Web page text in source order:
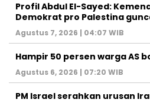
Profil Abdul El-Sayed:
Demokrat pro Palestina
Agustus 7, 2026 | 04:07 WIB
Hampir 50 persen warga AS
Agustus 6, 2026 | 07:20 WIB
PM Israel serahkan urusan